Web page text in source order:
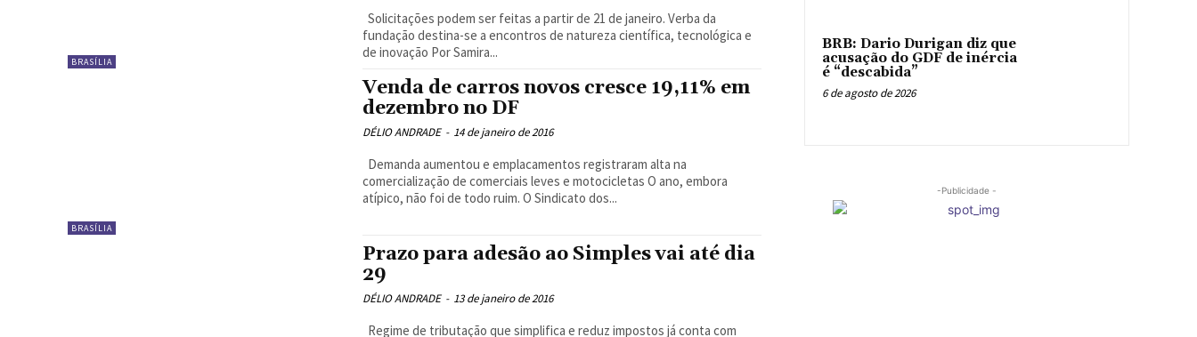
BRASÍLIA
Solicitações podem ser feitas a partir de 21 de janeiro. Verba da
fundação destina-se a encontros de natureza científica, tecnológica e
de inovação Por Samira...
BRASÍLIA
Venda de carros novos cresce 19,11% em
dezembro no DF
DÉLIO ANDRADE - 14 de janeiro de 2016
comercialização de comerciais leves e motocicletas O ano, embora
atípico, não foi de todo ruim. O Sindicato dos...
Prazo para adesão ao Simples vai até dia
29
DÉLIO ANDRADE - 13 de janeiro de 2016
BRB: Dario Durigan diz que
acusação do GDF de inércia
é “descabida”
6 de agosto de 2026
-Publicidade -